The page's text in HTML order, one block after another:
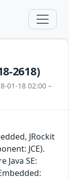
2618)
01-18 02:00 –
JRockit
JCE).
Java SE: